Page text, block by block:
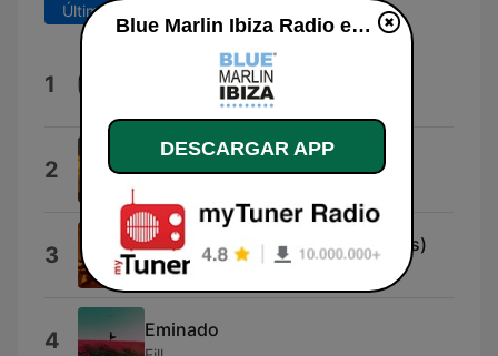
Últimos 7 días
1 The Optimistic Voyeur
YSE Saint Laur'Ant
2 Diamond Walk
3 Fantasy (feat. Sarah Jane Morris)
Atjazz
4 Eminado
Blue Marlin Ibiza Radio en vivo
DESCARGAR APP